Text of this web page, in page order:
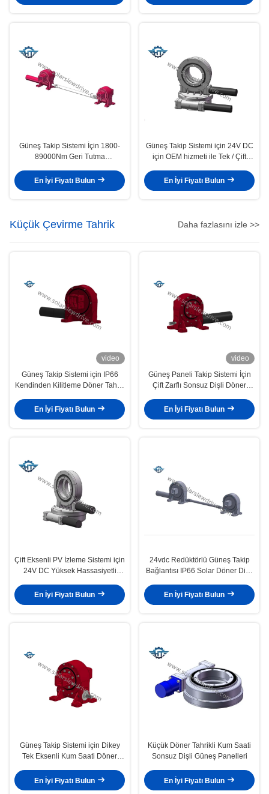
Güneş Takip Sistemi İçin 1800-
89000Nm Geri Tutma
En İyi Fiyatı Bulun
Güneş Takip Sistemi için 24V DC
için OEM hizmeti ile Tek / Çift
En İyi Fiyatı Bulun
Küçük Çevirme Tahrik Daha fazlasını izle >>
video
Güneş Takip Sistemi için IP66
Kendinden Kilitleme Döner Tahrik
En İyi Fiyatı Bulun
video
Güneş Paneli Takip Sistemi İçin
Çift Zarflı Sonsuz Dişli Döner
En İyi Fiyatı Bulun
Çift Eksenli PV İzleme Sistemi için
24V DC Yüksek Hassasiyetli
En İyi Fiyatı Bulun
24vdc Redüktörlü Güneş Takip
Bağlantısı IP66 Solar Döner Dişli
En İyi Fiyatı Bulun
Güneş Takip Sistemi için Dikey
Tek Eksenli Kum Saati Döner
En İyi Fiyatı Bulun
Küçük Döner Tahrikli Kum Saati
Sonsuz Dişli Güneş Panelleri
En İyi Fiyatı Bulun